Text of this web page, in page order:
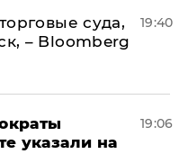
суда,
– Bloomberg
19:40
указали на
19:06